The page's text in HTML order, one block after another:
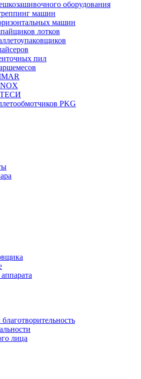
оборудования
машин
машин
лотков
пил
PKG
лица